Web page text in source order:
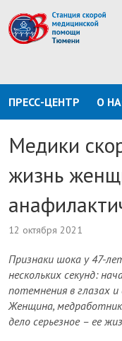
ПРЕСС-ЦЕНТР О
Медики
жизнь
12 октября 2021
Признаки шока у 47-
нескольких секунд:
потемнения в глазах
Женщина,
дело серьезное – ее